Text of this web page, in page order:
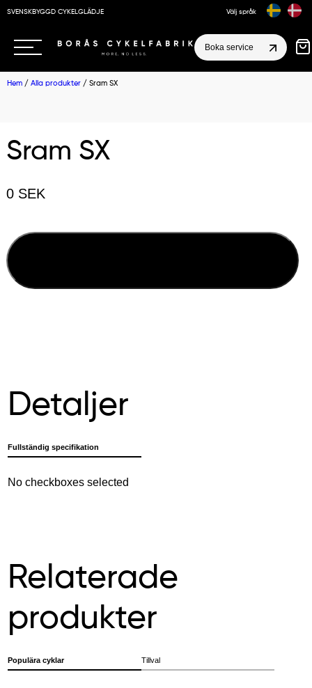
SVENSKBYGGD CYKELGLÄDJE Välj språk
Boka service
Hem / Alla produkter / Sram SX
Sram SX
0 SEK
Detaljer
Fullständig specifikation
No checkboxes selected
Relaterade
produkter
Populära cyklar Tillval